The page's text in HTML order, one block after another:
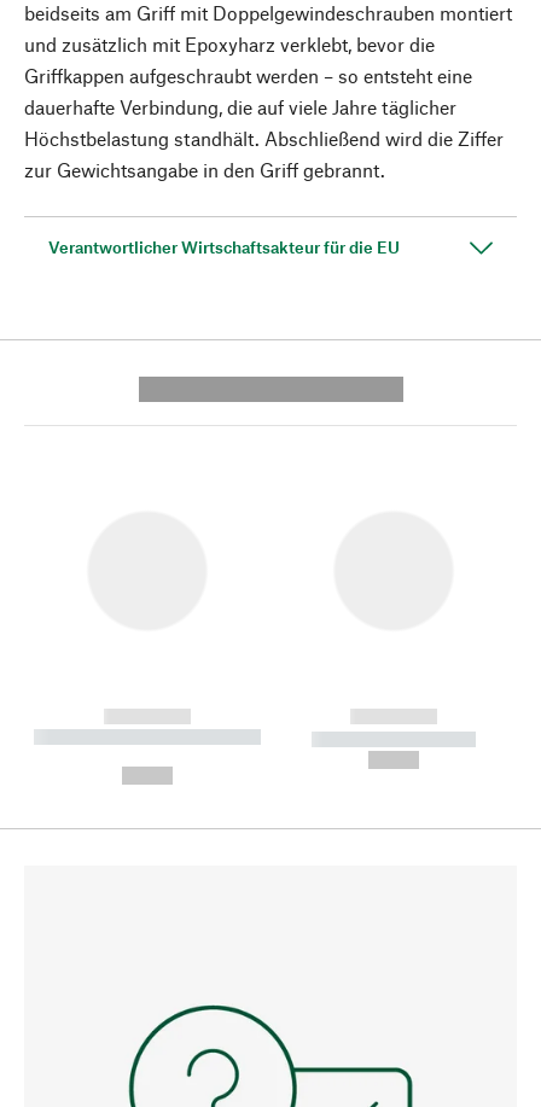
beidseits am Griff mit Doppelgewindeschrauben montiert
und zusätzlich mit Epoxyharz verklebt, bevor die
Griffkappen aufgeschraubt werden – so entsteht eine
dauerhafte Verbindung, die auf viele Jahre täglicher
Höchstbelastung standhält. Abschließend wird die Ziffer
zur Gewichtsangabe in den Griff gebrannt.
Verantwortlicher Wirtschaftsakteur für die EU
------------
----------- ----------- --------
------------
----------- -----------